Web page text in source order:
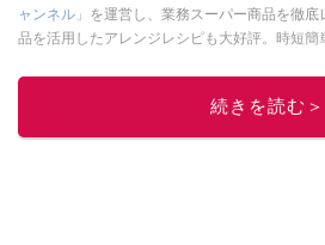
ャンネル」 を運営し、業務スーパー商品を徹
品を活用したアレンジレシピも大好評。時短簡
このイチオ
続きを読む＞